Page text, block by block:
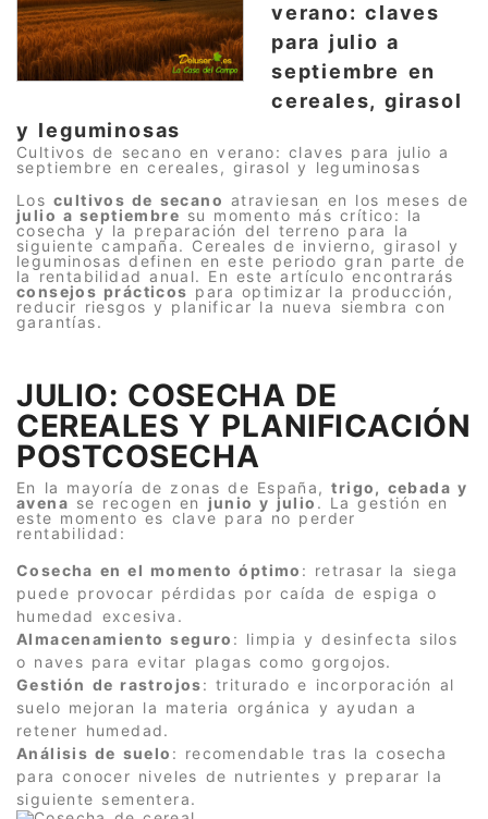
verano: claves
para julio a
septiembre en
cereales, girasol
y leguminosas
Cultivos de secano en verano: claves para julio a
septiembre en cereales, girasol y leguminosas
Los cultivos de secano atraviesan en los meses de
julio a septiembre su momento más crítico: la
cosecha y la preparación del terreno para la
siguiente campaña. Cereales de invierno, girasol y
leguminosas definen en este periodo gran parte de
la rentabilidad anual. En este artículo encontrarás
consejos prácticos para optimizar la producción,
reducir riesgos y planificar la nueva siembra con
garantías.
JULIO: COSECHA DE
CEREALES Y PLANIFICACIÓN
POSTCOSECHA
En la mayoría de zonas de España,trigo, cebada y
avena se recogen en junio y julio . La gestión en
este momento es clave para no perder
rentabilidad:
Cosecha en el momento óptimo : retrasar la siega
puede provocar pérdidas por caída de espiga o
humedad excesiva.
Almacenamiento seguro : limpia y desinfecta silos
o naves para evitar plagas como gorgojos.
Gestión de rastrojos: triturado e incorporación al
suelo mejoran la materia orgánica y ayudan a
retener humedad.
Análisis de suelo : recomendable tras la cosecha
para conocer niveles de nutrientes y preparar la
siguiente sementera.